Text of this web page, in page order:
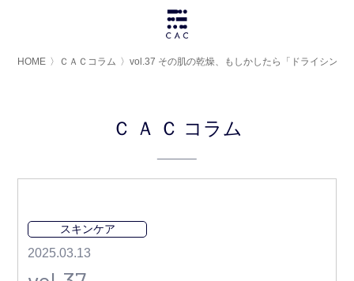
HOME 〉 ＣＡＣコラム 〉vol.37 その肌の乾燥、もしかしたら「ドライシンド
ＣＡＣ コラム
スキンケア
2025.03.13